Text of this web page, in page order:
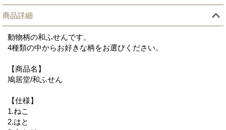
商品詳細
動物柄の和ふせんです。
4種類の中からお好きな柄をお選びください。
【商品名】
鳩居堂/和ふせん
【仕様】
1.ねこ
2.はと